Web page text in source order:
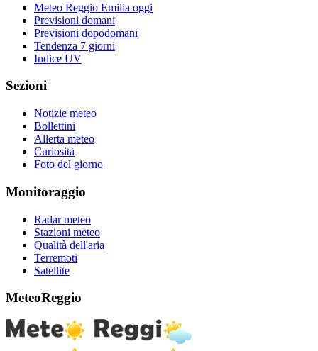
Meteo Reggio Emilia oggi
Previsioni domani
Previsioni dopodomani
Tendenza 7 giorni
Indice UV
Sezioni
Notizie meteo
Bollettini
Allerta meteo
Curiosità
Foto del giorno
Monitoraggio
Radar meteo
Stazioni meteo
Qualità dell'aria
Terremoti
Satellite
MeteoReggio